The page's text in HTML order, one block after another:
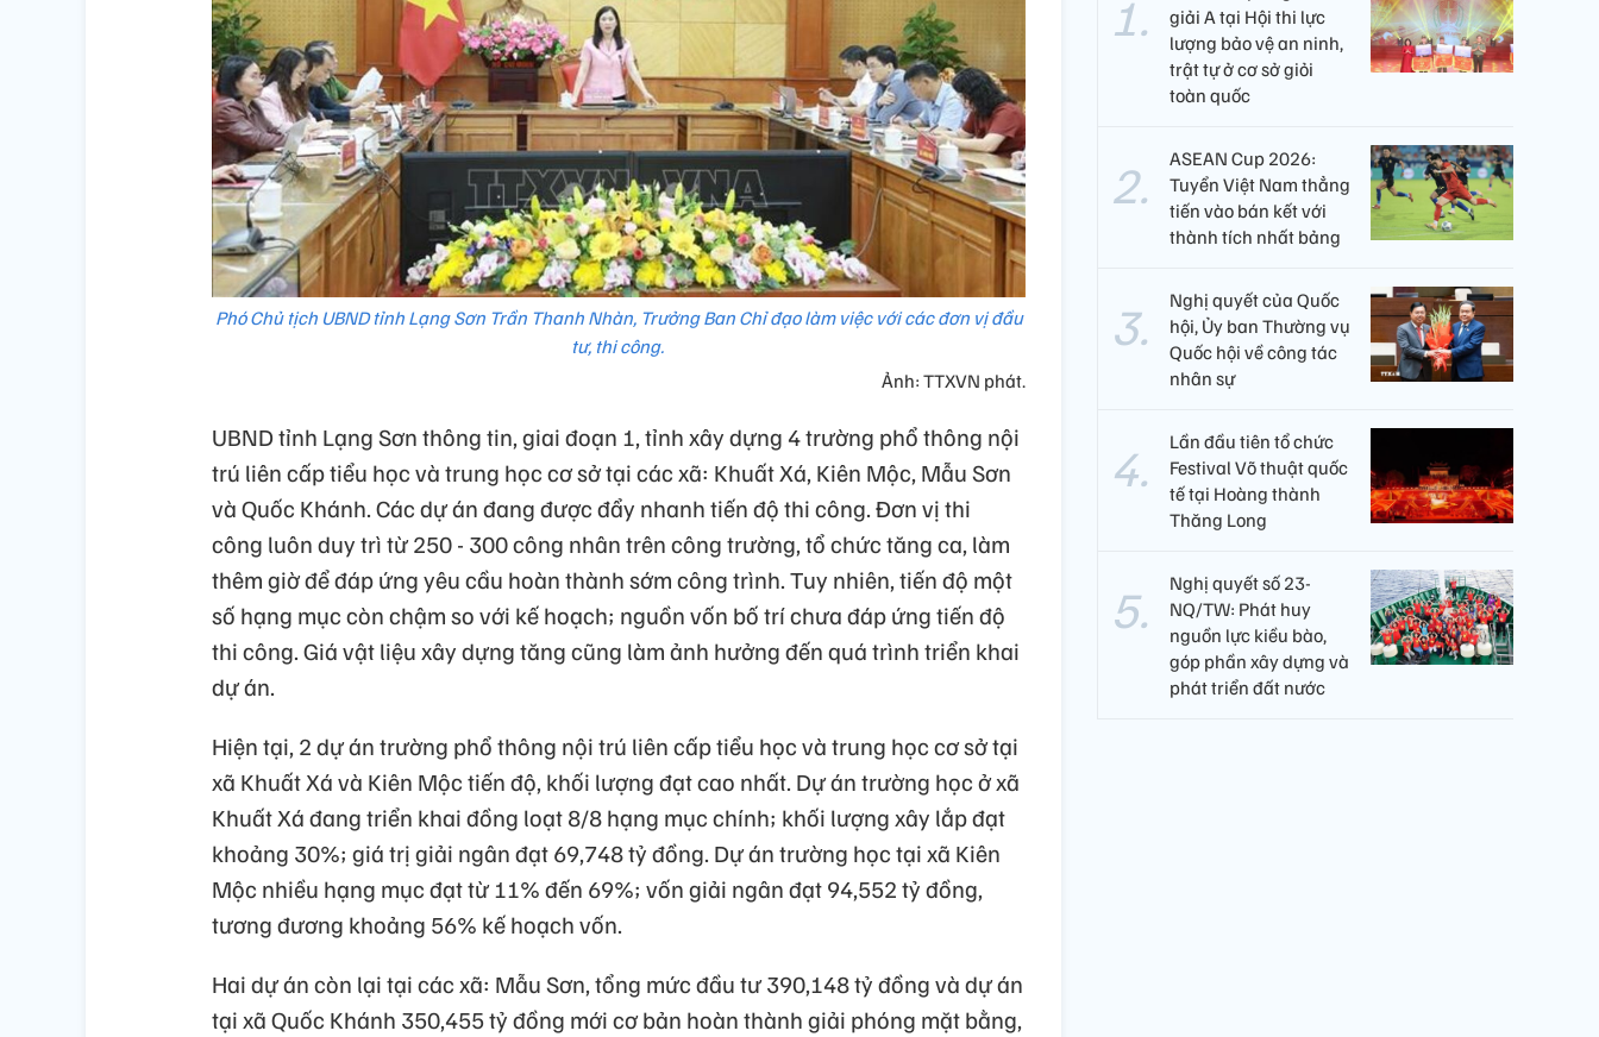
Phó Chủ tịch UBND tỉnh Lạng Sơn Trần Thanh Nhàn, Trưởng Ban Chỉ đạo làm việc với các đơn vị đầu
tư, thi công.
Ảnh: TTXVN phát.
UBND tỉnh Lạng Sơn thông tin, giai đoạn 1, tỉnh xây dựng 4 trường phổ thông nội
trú liên cấp tiểu học và trung học cơ sở tại các xã: Khuất Xá, Kiên Mộc, Mẫu Sơn
và Quốc Khánh. Các dự án đang được đẩy nhanh tiến độ thi công. Đơn vị thi
công luôn duy trì từ 250 - 300 công nhân trên công trường, tổ chức tăng ca, làm
thêm giờ để đáp ứng yêu cầu hoàn thành sớm công trình. Tuy nhiên, tiến độ một
số hạng mục còn chậm so với kế hoạch; nguồn vốn bố trí chưa đáp ứng tiến độ
thi công. Giá vật liệu xây dựng tăng cũng làm ảnh hưởng đến quá trình triển khai
dự án.
Hiện tại, 2 dự án trường phổ thông nội trú liên cấp tiểu học và trung học cơ sở tại
xã Khuất Xá và Kiên Mộc tiến độ, khối lượng đạt cao nhất. Dự án trường học ở xã
Khuất Xá đang triển khai đồng loạt 8/8 hạng mục chính; khối lượng xây lắp đạt
khoảng 30%; giá trị giải ngân đạt 69,748 tỷ đồng. Dự án trường học tại xã Kiên
Mộc nhiều hạng mục đạt từ 11% đến 69%; vốn giải ngân đạt 94,552 tỷ đồng,
tương đương khoảng 56% kế hoạch vốn.
Hai dự án còn lại tại các xã: Mẫu Sơn, tổng mức đầu tư 390,148 tỷ đồng và dự án
tại xã Quốc Khánh 350,455 tỷ đồng mới cơ bản hoàn thành giải phóng mặt bằng,
giải A tại Hội thi lực
lượng bảo vệ an ninh,
trật tự ở cơ sở giỏi
toàn quốc
ASEAN Cup 2026:
Tuyển Việt Nam thẳng
tiến vào bán kết với
thành tích nhất bảng
Nghị quyết của Quốc
hội, Ủy ban Thường vụ
Quốc hội về công tác
nhân sự
Lần đầu tiên tổ chức
Festival Võ thuật quốc
tế tại Hoàng thành
Thăng Long
Nghị quyết số 23-
NQ/TW: Phát huy
nguồn lực kiều bào,
góp phần xây dựng và
phát triển đất nước